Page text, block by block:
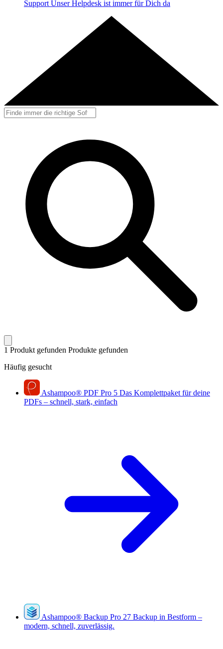
Support Unser Helpdesk ist immer für Dich da
1 Produkt gefunden Produkte gefunden
Häufig gesucht
Ashampoo® PDF Pro 5 Das Komplettpaket für deine
PDFs – schnell, stark, einfach
Ashampoo® Backup Pro 27 Backup in Bestform –
modern, schnell, zuverlässig.